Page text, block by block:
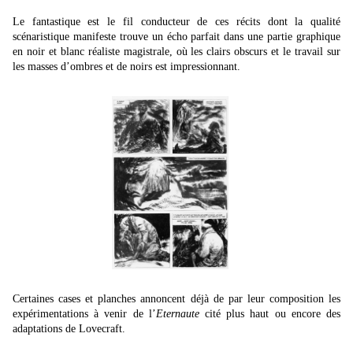
Le fantastique est le fil conducteur de ces récits dont la qualité
scénaristique manifeste trouve un écho parfait dans une partie graphique
en noir et blanc réaliste magistrale, où les clairs obscurs et le travail sur
les masses d’ombres et de noirs est impressionnant.
Certaines cases et planches annoncent déjà de par leur composition les
expérimentations à venir de l’Eternautecité plus haut ou encore des
adaptations de Lovecraft.